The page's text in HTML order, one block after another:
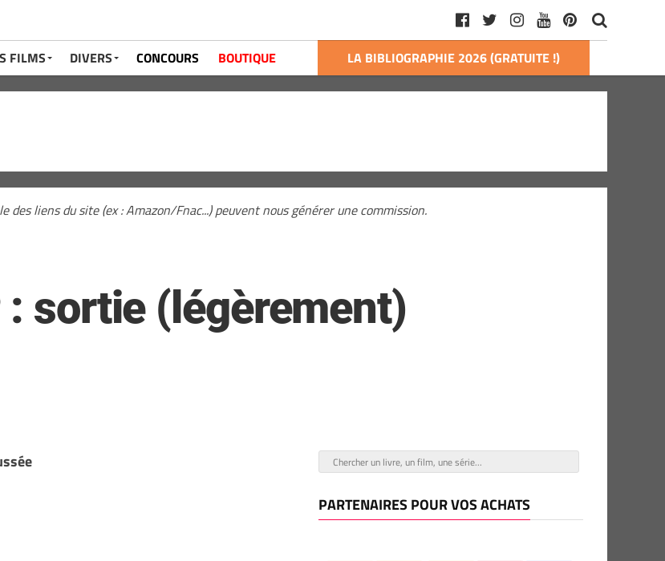
FILMS DIVERS CONCOURS BOUTIQUE LA BIBLIOGRAPHIE 2026 (GRATUITE !)
des liens du site (ex : Amazon/Fnac...) peuvent nous générer une commission.
: sortie (légèrement)
PARTENAIRES POUR VOS ACHATS